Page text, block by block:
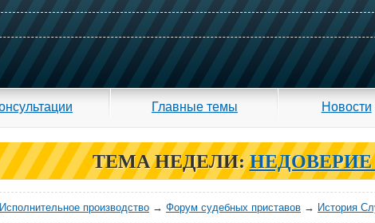
Главные темы Новости
ТЕМА НЕДЕЛИ: НЕДОВЕРИЕ
Исполнительное производство → Форум судебных приставов → История